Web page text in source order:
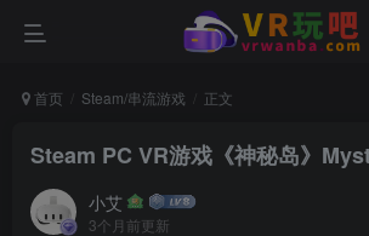
首页 Steam/串流游戏 正文
Steam PC VR游戏《神秘岛》
小艾
3个月前更新